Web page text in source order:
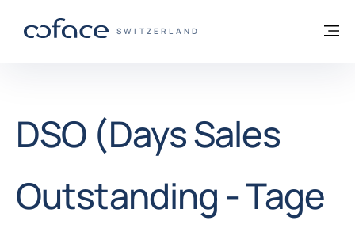
COFACE FOR TRADE - WEBSEITE DER
SWITZERLAND
Zurück zur Startseite
DSO (Days Sales
Outstanding - Tage